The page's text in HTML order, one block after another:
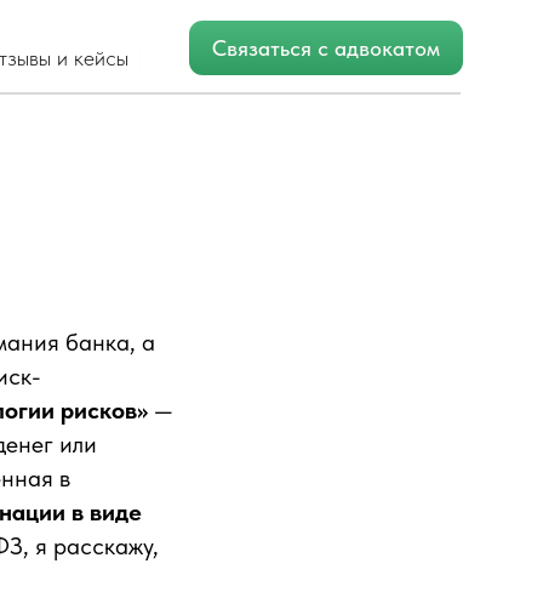
Связаться с адвокатом
банка, а
рисков» —
или
в
в виде
я расскажу,